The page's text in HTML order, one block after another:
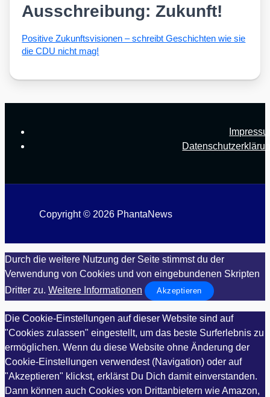
Ausschreibung: Zukunft!
Posi­ti­ve Zukunfts­vi­sio­nen – schreibt Geschich­ten wie sie
die CDU nicht mag!
Copyright © 2026 PhantaNews
Durch die weitere Nutzung der Seite stimmst du der
Verwendung von Cookies und von eingebundenen Skripten
Dritter zu. Weitere Informationen Akzeptieren
Die Cookie-Einstellungen auf dieser Website sind auf
"Cookies zulassen" eingestellt, um das beste Surferlebnis zu
ermöglichen. Wenn du diese Website ohne Änderung der
Cookie-Einstellungen verwendest (Navigation) oder auf
"Akzeptieren" klickst, erklärst Du Dich damit einverstanden.
Dann können auch Cookies von Drittanbietern wie Amazon,